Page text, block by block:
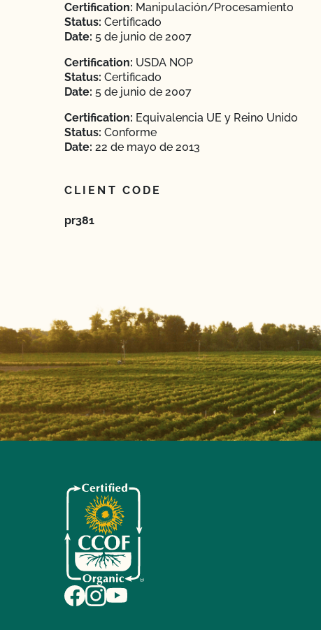
Certification: Manipulación/Procesamiento
Status: Certificado
Date: 5 de junio de 2007
Certification: USDA NOP
Status: Certificado
Date: 5 de junio de 2007
Certification: Equivalencia UE y Reino Unido
Status: Conforme
Date: 22 de mayo de 2013
CLIENT CODE
pr381